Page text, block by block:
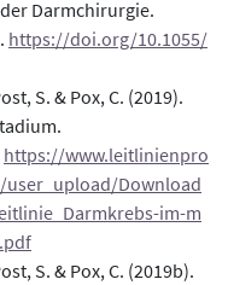
Darmchirurgie.
https://doi.org/10.1055/
S. & Pox, C. (2019).
https://www.leitlinienpro
Download
im-m
S. & Pox, C. (2019b).